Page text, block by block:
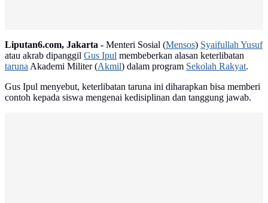
Liputan6.com, Jakarta - Menteri Sosial (Mensos) Syaifullah Yusuf
atau akrab dipanggil Gus Ipul membeberkan alasan keterlibatan
tarunaAkademi Militer (Akmil) dalam program Sekolah Rakyat.
Gus Ipul menyebut, keterlibatan taruna ini diharapkan bisa memberi
contoh kepada siswa mengenai kedisiplinan dan tanggung jawab.